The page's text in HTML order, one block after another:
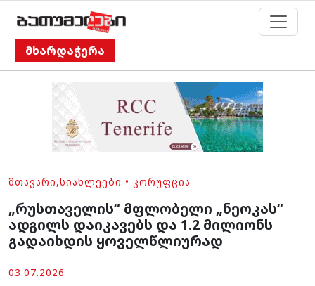
მხარდაჭერა
ᲛᲗᲐᲕᲐᲠᲘ,ᲡᲘᲐᲮᲚᲔᲔᲑᲘ • ᲙᲝᲠᲣᲤᲪᲘᲐ
„რუსთაველის“ მფლობელი „ნეოკას“
ადგილს დაიკავებს და 1.2 მილიონს
გადაიხდის ყოველწლიურად
03.07.2026